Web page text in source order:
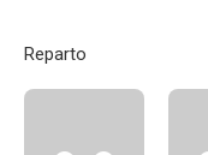
Reparto